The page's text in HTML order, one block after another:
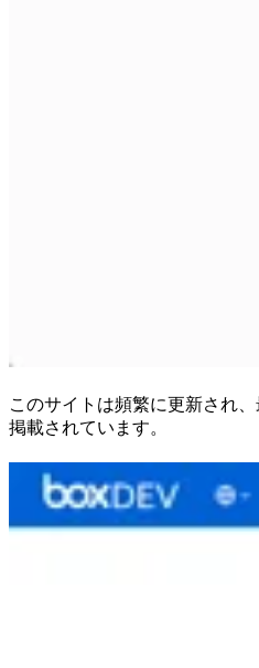
このサイトは頻繁に更新され
掲載されています。